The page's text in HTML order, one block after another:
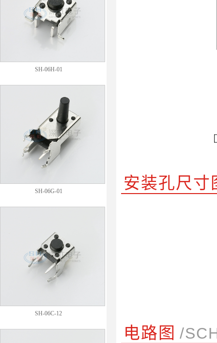
SH-06H-01
SH-06G-01
SH-06C-12
安装孔尺寸
电路图 /